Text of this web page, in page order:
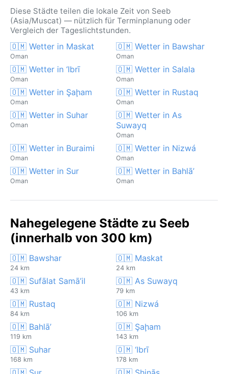
Diese Städte teilen die lokale Zeit von Seeb
(Asia/Muscat) — nützlich für Terminplanung oder
Vergleich der Tageslichtstunden.
🇴🇲 Wetter in Maskat
Oman
🇴🇲 Wetter in Bawshar
Oman
🇴🇲 Wetter in ‘Ibrī
Oman
🇴🇲 Wetter in Salala
Oman
🇴🇲 Wetter in Şaḩam
Oman
🇴🇲 Wetter in Rustaq
Oman
🇴🇲 Wetter in Suhar
Oman
🇴🇲 Wetter in As
Suwayq
Oman
🇴🇲 Wetter in Buraimi
Oman
🇴🇲 Wetter in Nizwá
Oman
🇴🇲 Wetter in Sur
Oman
🇴🇲 Wetter in Bahlā’
Oman
Nahegelegene Städte zu Seeb
(innerhalb von 300 km)
🇴🇲 Bawshar
24 km
🇴🇲 Maskat
24 km
🇴🇲 Sufālat Samā’il
43 km
🇴🇲 As Suwayq
79 km
🇴🇲 Rustaq
84 km
🇴🇲 Nizwá
106 km
🇴🇲 Bahlā’
119 km
🇴🇲 Şaḩam
143 km
🇴🇲 Suhar
168 km
🇴🇲 ‘Ibrī
178 km